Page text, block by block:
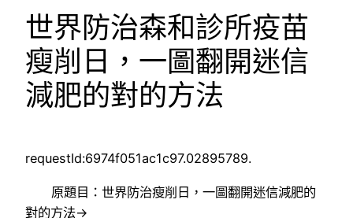
世界防治森和診所疫苗
瘦削日，一圖翻開迷信
減肥的對的方法
requestId:6974f051ac1c97.02895789.
原題目：世界防治瘦削日，一圖翻開迷信減肥的
對的方法→